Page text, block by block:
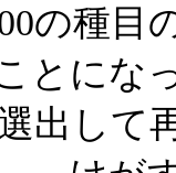
の種目
とにな
出して